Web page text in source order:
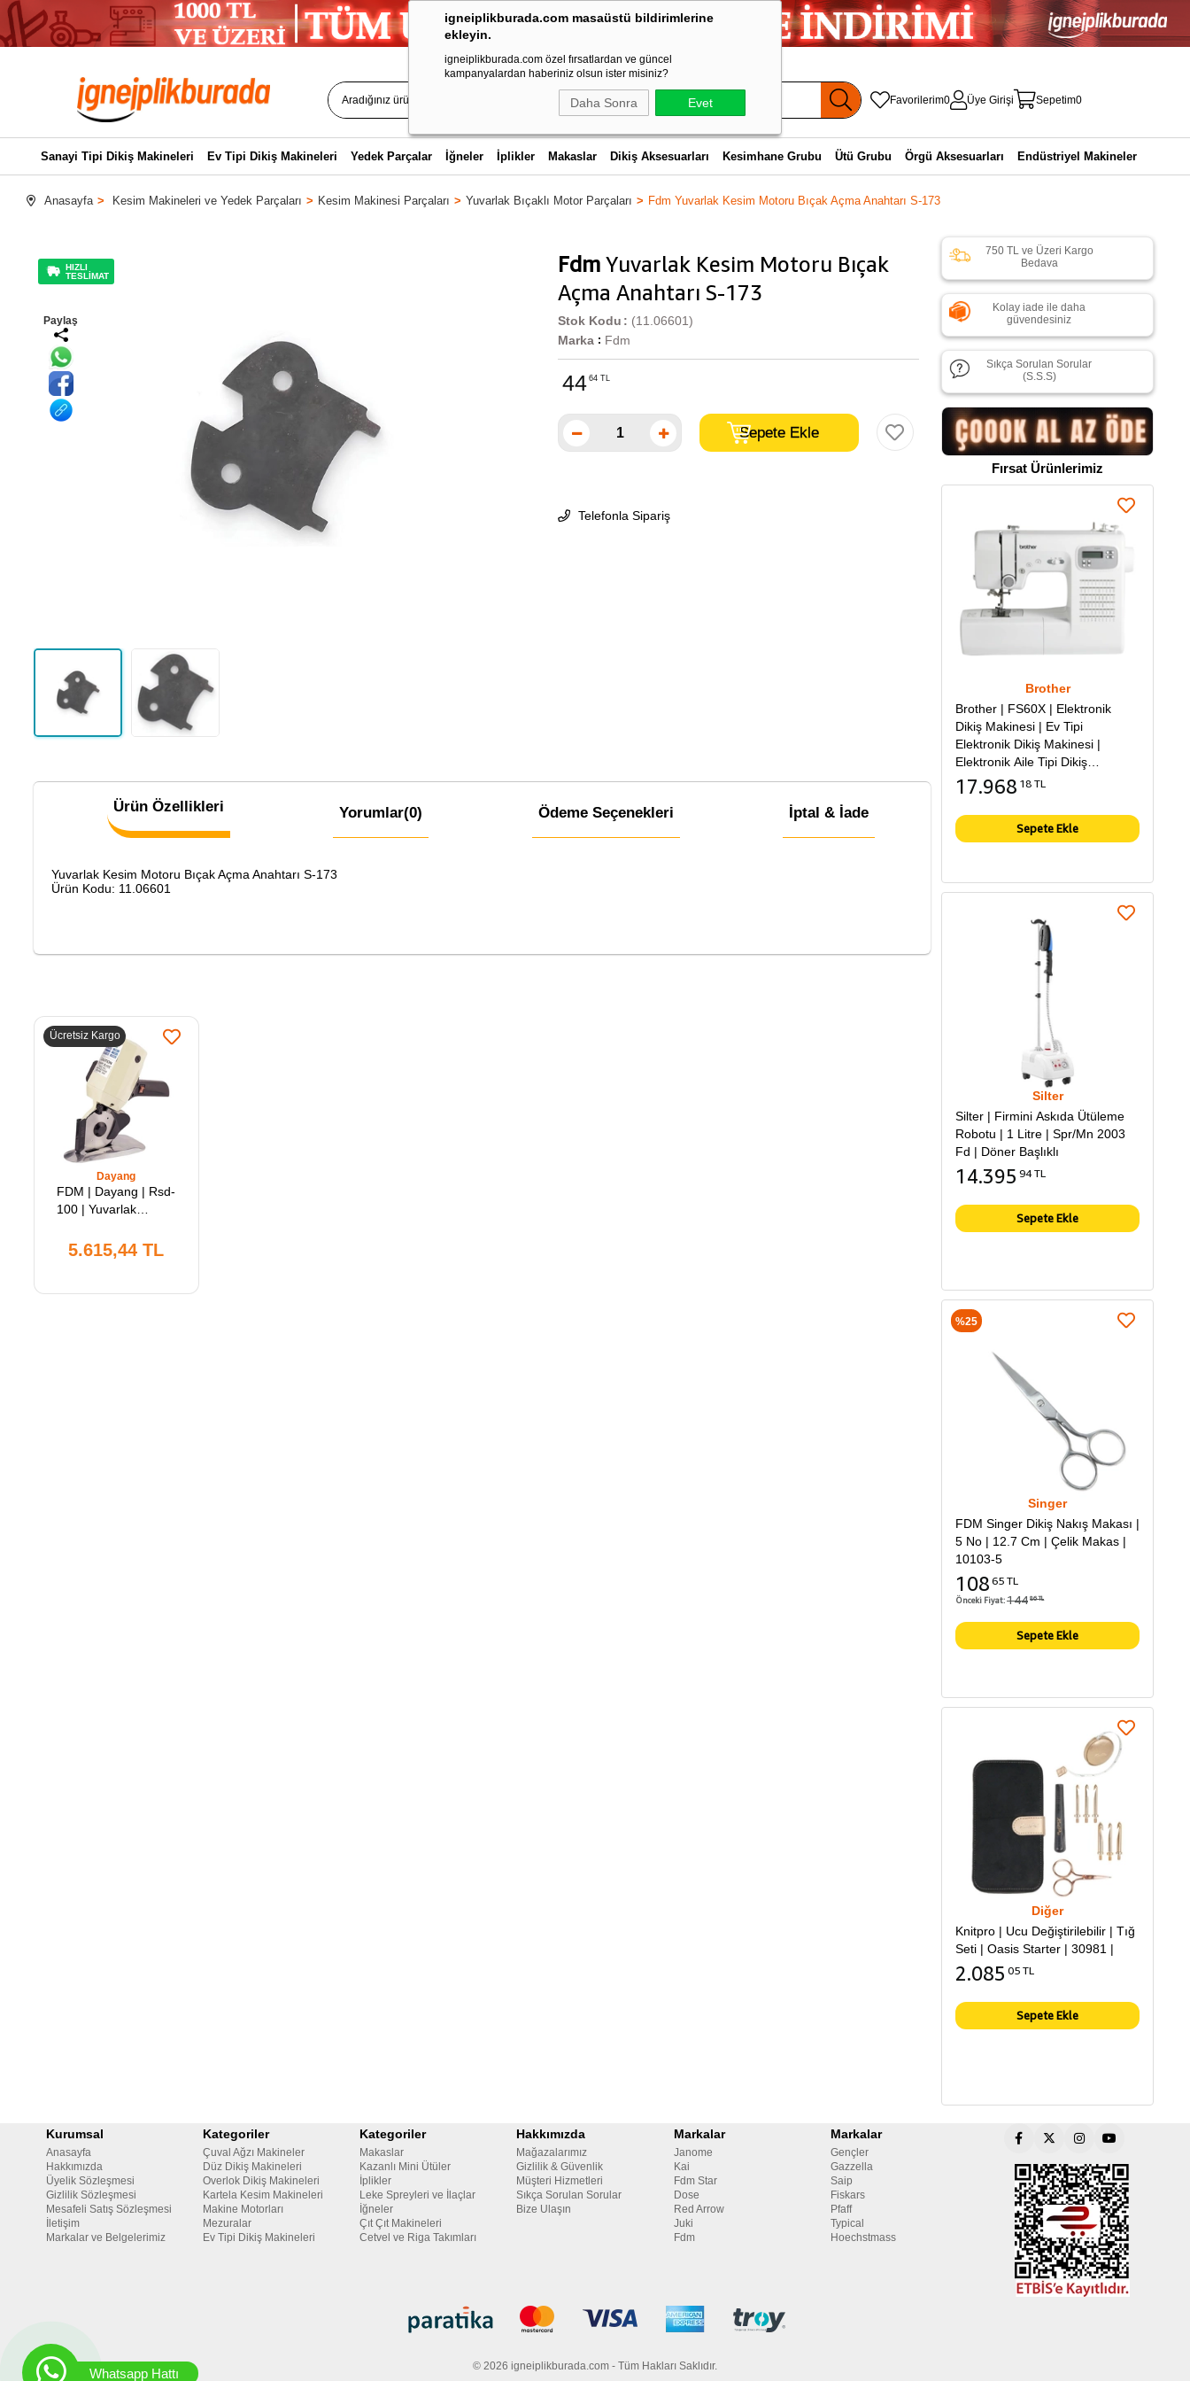
igneiplikburada.com masaüstü bildirimlerine
ekleyin.
igneiplikburada.com özel fırsatlardan ve güncel
kampanyalardan haberiniz olsun ister misiniz?
Daha Sonra Evet Favorilerim0 Üye Girişi Sepetim0
Sanayi Tipi Dikiş Makineleri Ev Tipi Dikiş Makineleri Yedek Parçalar İğneler İplikler Makaslar Dikiş Aksesuarları Kesimhane Grubu Ütü Grubu Örgü Aksesuarları Endüstriyel Makineler
Anasayfa Kesim Makineleri ve Yedek Parçaları Kesim Makinesi Parçaları Yuvarlak Bıçaklı Motor Parçaları Fdm Yuvarlak Kesim Motoru Bıçak Açma Anahtarı S-173
HIZLI
TESLİMAT
Paylaş
Fdm Yuvarlak Kesim Motoru Bıçak
Açma Anahtarı S-173
(11.06601)
Stok Kodu
Marka : Fdm
44 64 TL
Telefonla Sipariş
Ürün Özellikleri Yorumlar(0) Ödeme Seçenekleri İptal & İade
Yuvarlak Kesim Motoru Bıçak Açma Anahtarı S-173
Ürün Kodu: 11.06601
Dayang
FDM | Dayang | Rsd-
100 | Yuvarlak
Motoru | 300W
5.615,44 TL
Ücretsiz Kargo
750 TL ve Üzeri Kargo
Bedava
Kolay iade ile daha
güvendesiniz
Sıkça Sorulan Sorular
(S.S.S)
Fırsat Ürünlerimiz
Brother
Brother | FS60X | Elektronik
Dikiş Makinesi | Ev Tipi
Elektronik Dikiş Makinesi |
Elektronik Aile Tipi Dikiş
Makinesi
17.968 18 TL
Sepete Ekle
Silter
Silter | Firmini Askıda Ütüleme
Robotu | 1 Litre | Spr/Mn 2003
Fd | Döner Başlıklı
14.395 94 TL
Sepete Ekle
Singer
FDM Singer Dikiş Nakış Makası |
5 No | 12.7 Cm | Çelik Makas |
10103-5
108 65 TL
Önceki Fiyat:144 86 TL
Sepete Ekle
%25
Diğer
Knitpro | Ucu Değiştirilebilir | Tığ
Seti | Oasis Starter | 30981 |
2.085 05 TL
Sepete Ekle
Kurumsal
Anasayfa
Hakkımızda
Üyelik Sözleşmesi
Gizlilik Sözleşmesi
Mesafeli Satış Sözleşmesi
İletişim
Markalar ve Belgelerimiz
Kategoriler
Çuval Ağzı Makineler
Düz Dikiş Makineleri
Overlok Dikiş Makineleri
Kartela Kesim Makineleri
Makine Motorları
Mezuralar
Ev Tipi Dikiş Makineleri
Kategoriler
Makaslar
Kazanlı Mini Ütüler
İplikler
Leke Spreyleri ve İlaçlar
İğneler
Çıt Çıt Makineleri
Cetvel ve Riga Takımları
Hakkımızda
Mağazalarımız
Gizlilik & Güvenlik
Müşteri Hizmetleri
Sıkça Sorulan Sorular
Bize Ulaşın
Markalar
Janome
Kai
Fdm Star
Dose
Red Arrow
Juki
Fdm
Markalar
Gençler
Gazzella
Saip
Fiskars
Pfaff
Typical
Hoechstmass
© 2026 igneiplikburada.com - Tüm Hakları Saklıdır.
Whatsapp Hattı